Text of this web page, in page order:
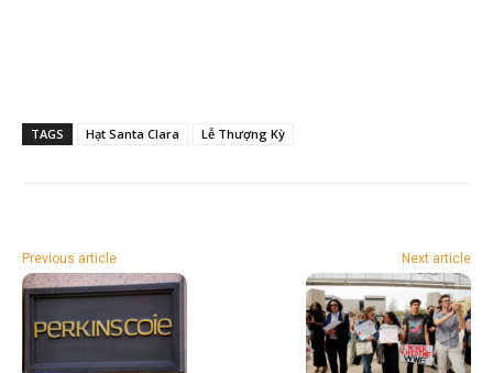
TAGS Hạt Santa Clara Lễ Thượng Kỳ
Previous article Next article